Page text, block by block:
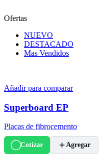
Ofertas
NUEVO
DESTACADO
Mas Vendidos
Añadir para comparar
Superboard EP
Placas de fibrocemento
Cotizar Agregar